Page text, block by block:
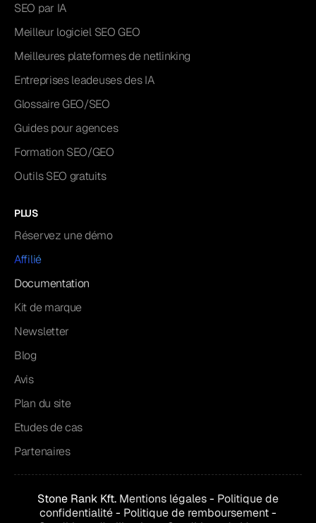
SEO par IA
Meilleur logiciel SEO GEO
Meilleures plateformes de netlinking
Entreprises leadeuses des IA
Glossaire GEO/SEO
Guides pour agences
Formation SEO/GEO
Outils SEO gratuits
PLUS
Réservez une démo
Affilié
Documentation
Kit de marque
Newsletter
Blog
Avis
Plan du site
Etudes de cas
Partenaires
Stone Rank Kft. Mentions légales- Politique de
confidentialité- Politique de remboursement-